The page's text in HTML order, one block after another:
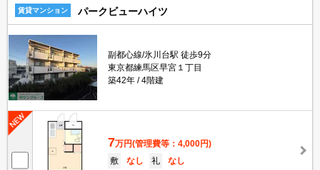
賃貸マンション パークビューハイツ
副都心線/氷川台駅 徒歩9分
東京都練馬区早宮１丁目
築42年
4階建
7万円(管理費等：4,000円)
敷
なし 礼
なし